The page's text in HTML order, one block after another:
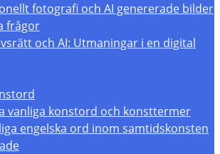
fotografi och AI genererade bilder
frågor
och AI: Utmaningar i en digital
vanliga konstord och konsttermer
engelska ord inom samtidskonsten